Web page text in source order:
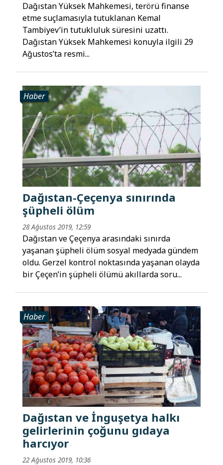
Dağıstan Yüksek Mahkemesi, terörü finanse
etme suçlamasıyla tutuklanan Kemal
Tambiyev’in tutukluluk süresini uzattı.
Dağıstan Yüksek Mahkemesi konuyla ilgili 29
Ağustos’ta resmi...
Haber
Dağıstan-Çeçenya sınırında
şüpheli ölüm
28 Ağustos 2019, 12:59
Dağıstan ve Çeçenya arasındaki sınırda
yaşanan şüpheli ölüm sosyal medyada gündem
oldu. Gerzel kontrol noktasında yaşanan olayda
bir Çeçen’in şüpheli ölümü akıllarda soru...
Haber
Dağıstan ve İnguşetya halkı
gelirlerinin çoğunu gıdaya
harcıyor
22 Ağustos 2019, 10:36